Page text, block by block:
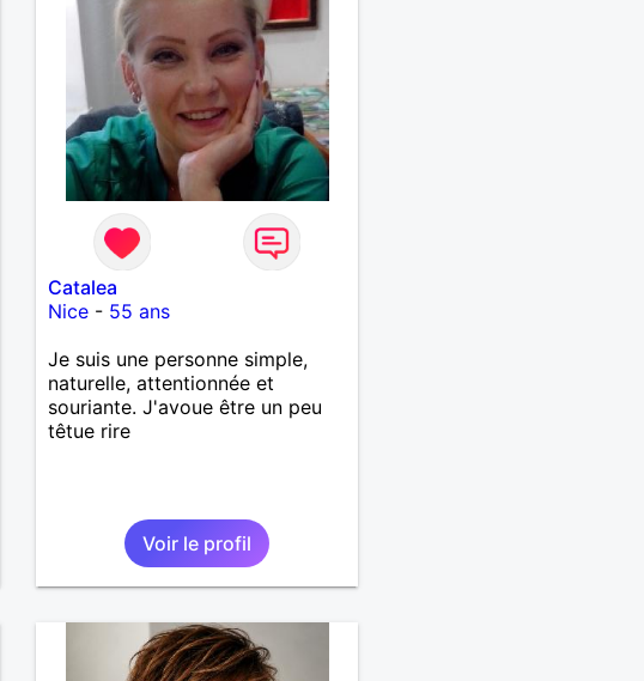
Catalea
Nice - 55 ans
Je suis une personne simple,
naturelle, attentionnée et
souriante. J'avoue être un peu
têtue rire
Voir le profil